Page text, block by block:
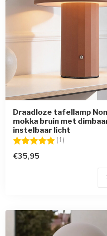
Draadloze tafellamp
mokka bruin met
instelbaar licht
Beoordeling: (1)
€35,95